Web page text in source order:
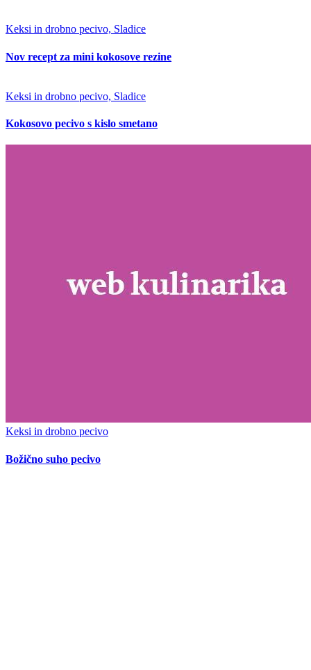
Keksi in drobno pecivo, Sladice
Nov recept za mini kokosove rezine
Keksi in drobno pecivo, Sladice
Kokosovo pecivo s kislo smetano
Keksi in drobno pecivo
Božično suho pecivo